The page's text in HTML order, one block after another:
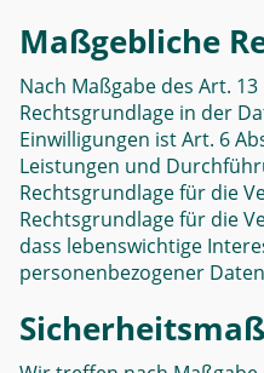
Maßgebliche
Nach Maßgabe des Art.
Rechtsgrundlage in der
Einwilligungen ist Art. 6
Leistungen und
Rechtsgrundlage für die
Rechtsgrundlage für die
dass lebenswichtige
personenbezogener